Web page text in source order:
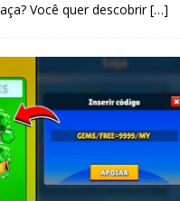
Você quer descobrir[…]